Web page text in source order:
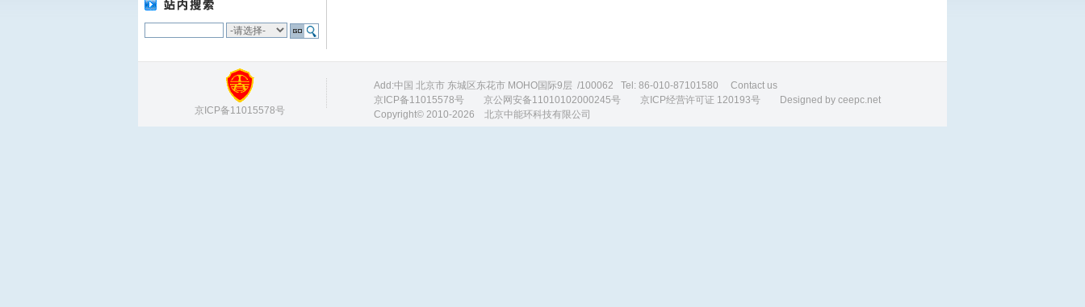
京ICP备11015578号
Add:中国 北京市 东城区东花市 MOHO国际9层 /100062 Tel: 86-010-87101580 Contact us
京ICP备11015578号 京公网安备11010102000245号 京ICP经营许可证 120193号 Designed by ceepc.net
Copyright© 2010-2026 北京中能环科技有限公司